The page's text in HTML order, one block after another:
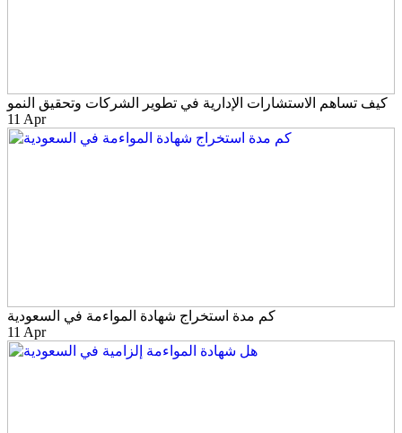
كيف تساهم الاستشارات الإدارية في تطوير الشركات وتحقيق النمو
11 Apr
كم مدة استخراج شهادة المواءمة في السعودية
11 Apr